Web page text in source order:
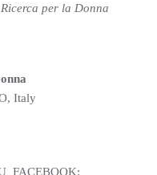
per la Donna
Italy
FACEBOOK: